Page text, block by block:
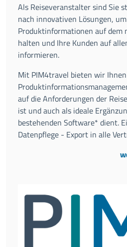
Als Reiseveranstalter sind Sie
nach innovativen Lösungen,
Produktinformationen auf dem
halten und Ihre Kunden auf
informieren.
Mit PIM4travel bieten wir
auf die Anforderungen der
ist und auch als ideale
bestehenden Software* dient.
Datenpflege - Export in alle